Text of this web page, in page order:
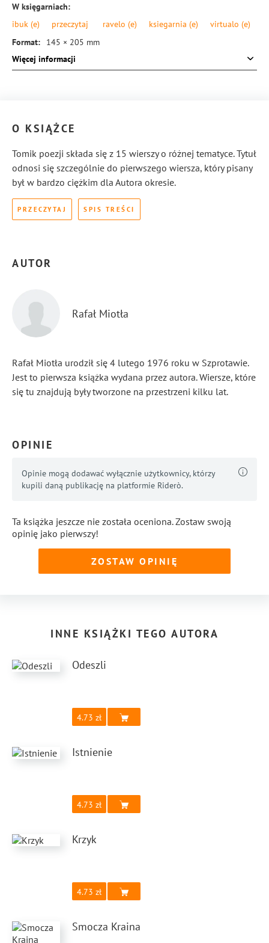
W księgarniach:
ibuk (e) przeczytaj ravelo (e) ksiegarnia (e) virtualo (e)
Format:
145 × 205 mm
Okładka: miękka
Więcej informacji
O KSIĄŻCE
Tomik poezji składa się z 15 wierszy o różnej tematyce. Tytuł
odnosi się szczególnie do pierwszego wiersza, który pisany
był w bardzo ciężkim dla Autora okresie.
PRZECZYTAJ SPIS TREŚCI
AUTOR
Rafał Miotła
Rafał Miotła urodził się 4 lutego 1976 roku w Szprotawie.
Jest to pierwsza książka wydana przez autora. Wiersze, które
się tu znajdują były tworzone na przestrzeni kilku lat.
OPINIE
Opinie mogą dodawać wyłącznie użytkownicy, którzy
kupili daną publikację na platformie Riderò.
Ta książka jeszcze nie została oceniona. Zostaw swoją
opinię jako pierwszy!
ZOSTAW OPINIĘ
INNE KSIĄŻKI TEGO AUTORA
Odeszli
4.73
Istnienie
4.73
Krzyk
4.73
Smocza Kraina